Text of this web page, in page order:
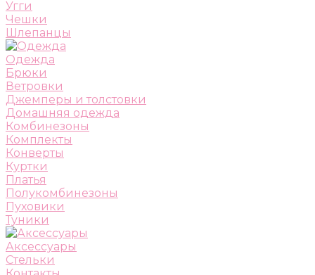
Угги
Чешки
Шлепанцы
Одежда
Брюки
Ветровки
Джемперы и толстовки
Домашняя одежда
Комбинезоны
Комплекты
Конверты
Куртки
Платья
Полукомбинезоны
Пуховики
Туники
Аксессуары
Стельки